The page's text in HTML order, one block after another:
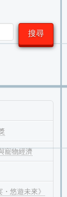
搜尋
寵物經濟
悠遊未來》